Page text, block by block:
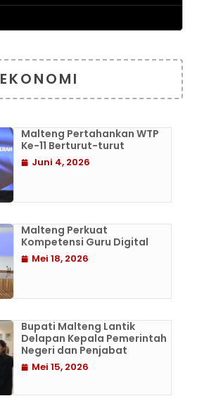
EKONOMI
Malteng Pertahankan WTP
Ke-11 Berturut-turut
Juni 4, 2026
Malteng Perkuat
Kompetensi Guru Digital
Mei 18, 2026
Bupati Malteng Lantik
Delapan Kepala Pemerintah
Negeri dan Penjabat
Mei 15, 2026